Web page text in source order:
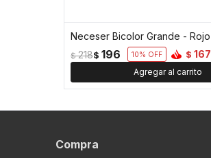
Neceser Bicolor Grande - Rojo
$ 196
$ 218 10 $ 167
Compra